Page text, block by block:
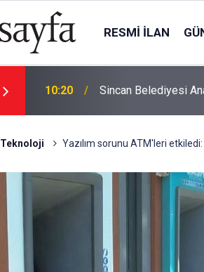
RESMI İLAN
10:20 Sincan Belediyesi
Teknoloji Yazılım sorunu ATM'leri